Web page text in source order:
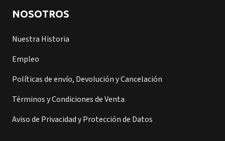
NOSOTROS
Nuestra Historia
Empleo
Políticas de envío, Devolución y Cancelación
Términos y Condiciones de Venta
Aviso de Privacidad y Protección de Datos